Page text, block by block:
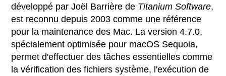
développé par Joël Barrière de Titanium Software,
est reconnu depuis 2003 comme une référence
pour la maintenance des Mac. La version 4.7.0,
spécialement optimisée pour macOS Sequoia,
permet d'effectuer des tâches essentielles comme
la vérification des fichiers système, l'exécution de